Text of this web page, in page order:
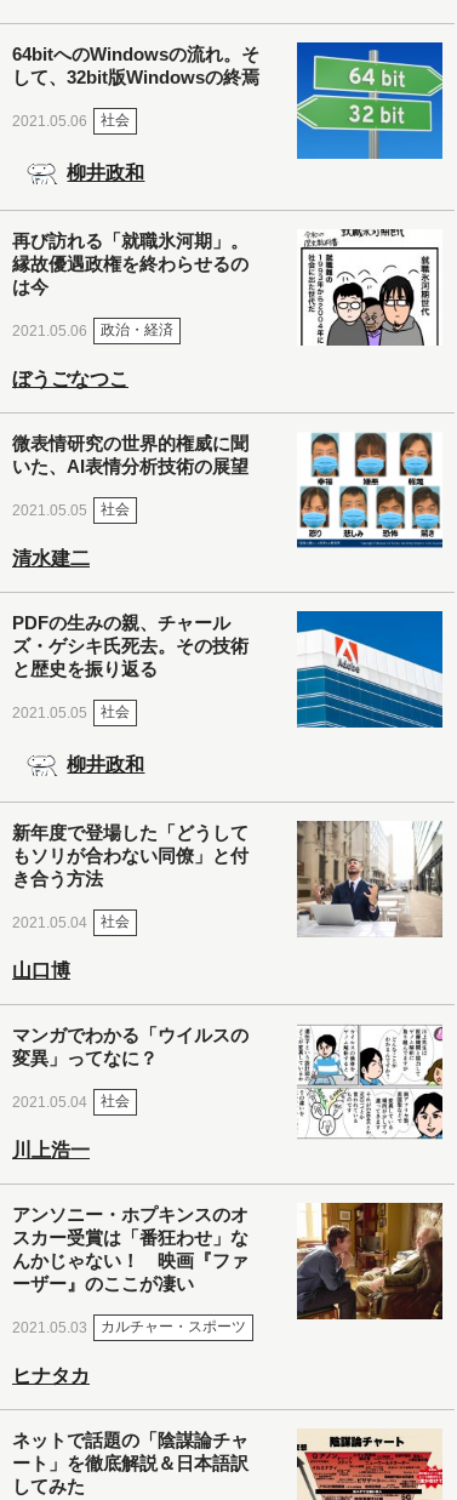
64bitへのWindowsの流れ。そ
して、32bit版Windowsの終焉
2021.05.06 社会
柳井政和
再び訪れる「就職氷河期」。
縁故優遇政権を終わらせるの
は今
2021.05.06 政治・経済
ぼうごなつこ
微表情研究の世界的権威に聞
いた、AI表情分析技術の展望
2021.05.05 社会
清水建二
PDFの生みの親、チャール
ズ・ゲシキ氏死去。その技術
と歴史を振り返る
2021.05.05 社会
柳井政和
新年度で登場した「どうして
もソリが合わない同僚」と付
き合う方法
2021.05.04 社会
山口博
マンガでわかる「ウイルスの
変異」ってなに？
2021.05.04 社会
川上浩一
アンソニー・ホプキンスのオ
スカー受賞は「番狂わせ」な
んかじゃない！ 映画『ファ
ーザー』のここが凄い
2021.05.03 カルチャー・スポーツ
ヒナタカ
ネットで話題の「陰謀論チャ
ート」を徹底解説＆日本語訳
してみた